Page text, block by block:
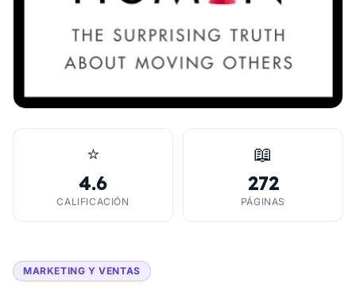
⭐
4.6
CALIFICACIÓN
📖
272
PÁGINAS
MARKETING Y VENTAS